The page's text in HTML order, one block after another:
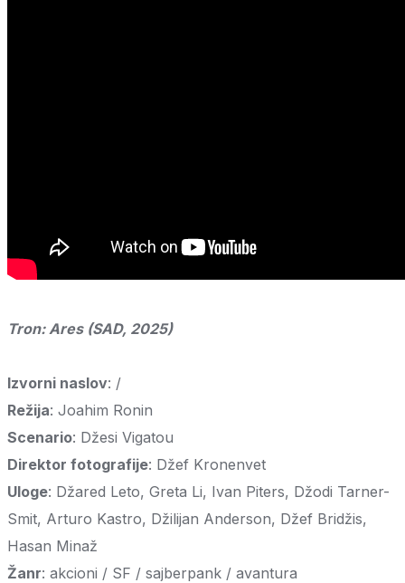
Tron: Ares (SAD, 2025)
Izvorni naslov: /
Režija: Joahim Ronin
Scenario: Džesi Vigatou
Direktor fotografije: Džef Kronenvet
Uloge: Džared Leto, Greta Li, Ivan Piters, Džodi Tarner-
Smit, Arturo Kastro, Džilijan Anderson, Džef Bridžis,
Hasan Minaž
Žanr: akcioni / SF / sajberpank / avantura